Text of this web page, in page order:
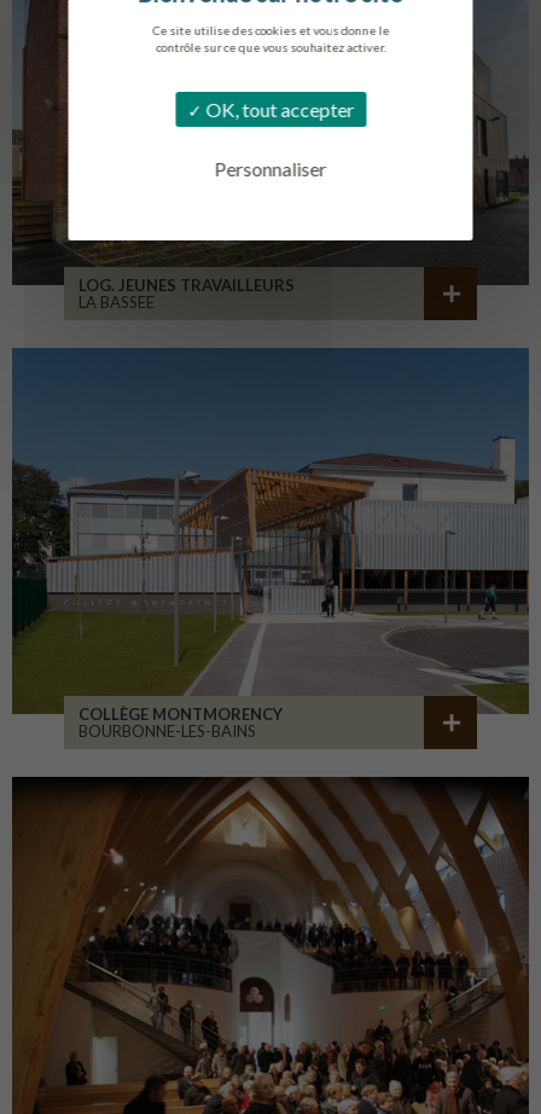
Ce site utilise des cookies et vous donne le
contrôle sur ce que vous souhaitez activer.
OK, tout accepter
Personnaliser
LOG. JEUNES TRAVAILLEURS
LA BASSEE
COLLÈGE MONTMORENCY
BOURBONNE-LES-BAINS